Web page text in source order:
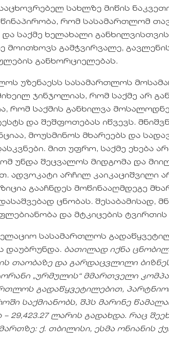
სახლზე მიწის
რომ სასამართლომ
საქმე ხელახალი
მოითხოვს გამჭვირვალე,
განხორციელებას.
უზენაესს სასამართლოს
ჯინჯოლიას, რომ საქმე არ
რომ საქმის განხილვა
და შეშფოთებას იწვევს.
მოუსმინოს მხარეებს და
მით უფრო, საქმე ეხება
უნდა შეცვალოს მიდგომა და
ადვოკატი არჩილ კაიკაციშვილი
გააჩნდეს მოწინააღმდეგე
ცნობას. შესაბამისად,
და მტკიცების ტვირთის
სასამართლოს
დაუბრუნდა. ბათილად იქნა
თაობაზე და გარდაცვლილი
„ურმულის“ მმართველი
გადაწყვეტილებით,
საქმიანობს, შპს მარინე
29,423.27 ლარის გადახდა. რაც
ქ. თბილისი, ესმა ონიანის